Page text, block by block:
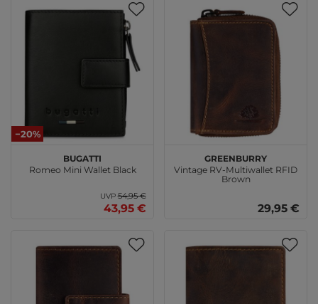
−20%
bugatti
Romeo Mini Wallet Black
UVP54,95 €
43,95 €
GREENBURRY
Vintage RV-Multiwallet RFID
Brown
29,95 €